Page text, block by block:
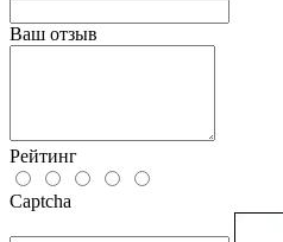
Ваш отзыв
Рейтинг
Captcha